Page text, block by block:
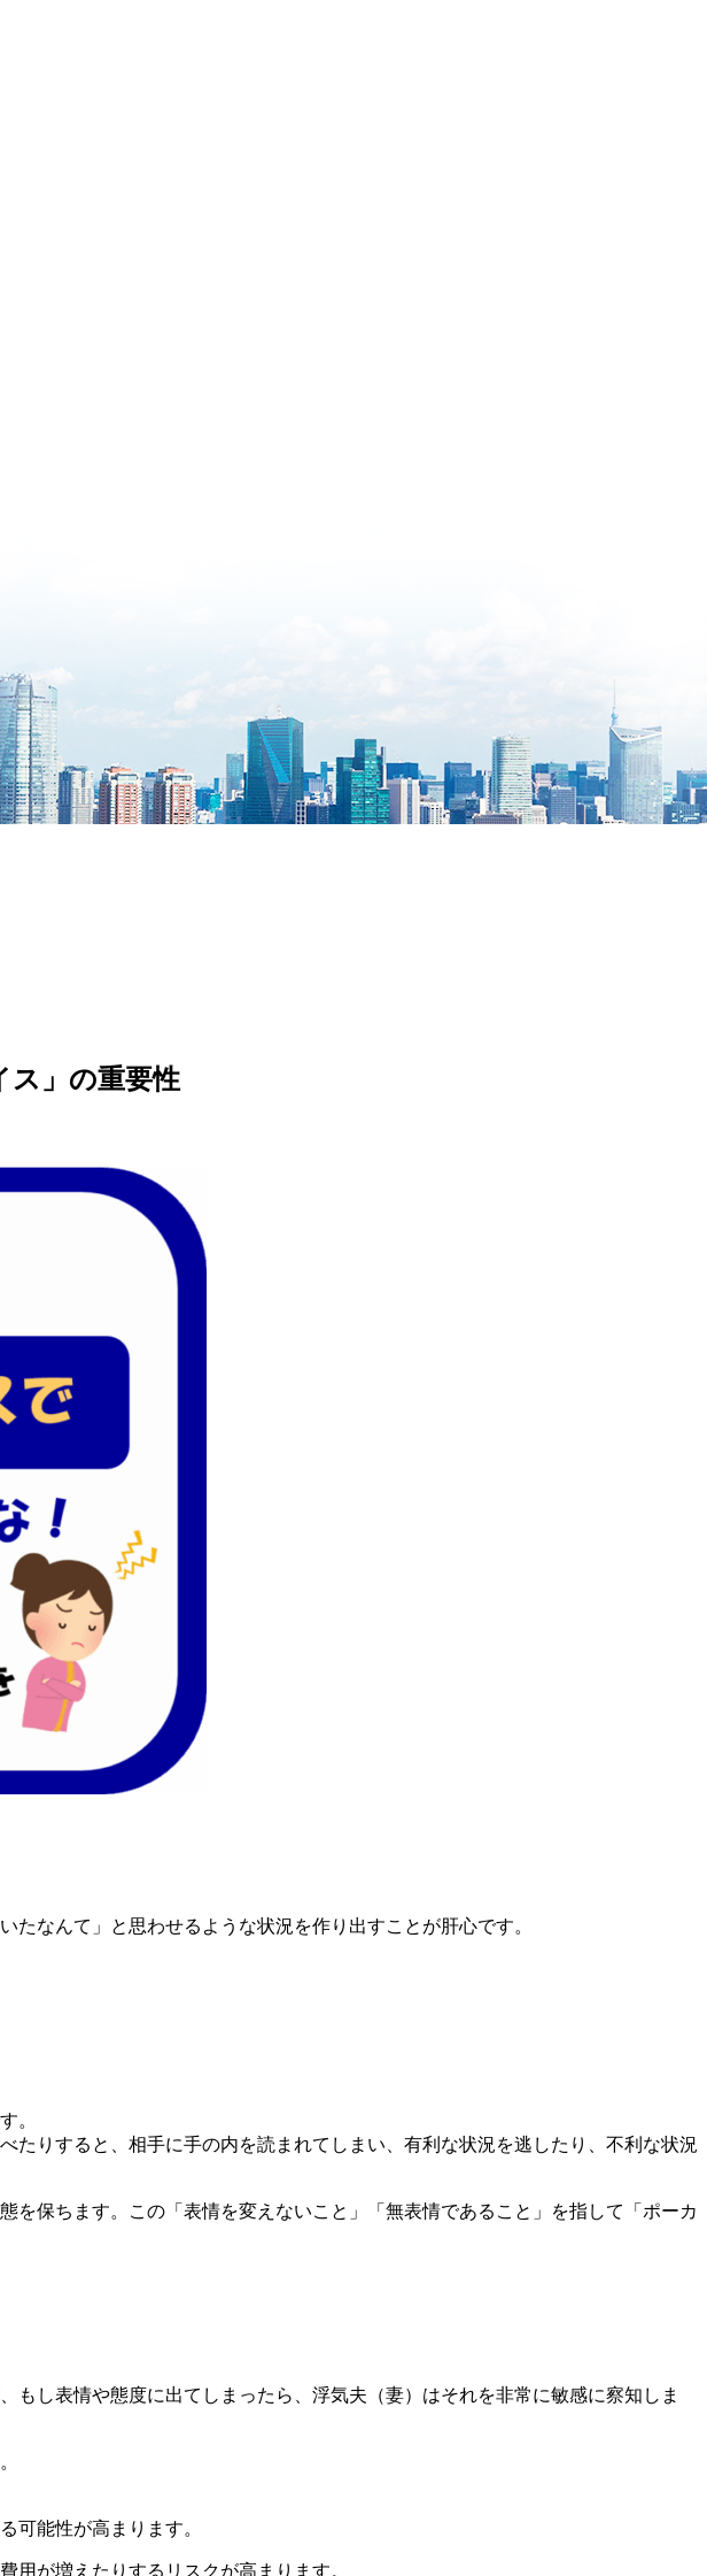
ス」の重要性
なんて」と思わせるような状況を作り出すことが肝心です。
。
りすると、相手に手の内を読まれてしまい、有利な状況を逃したり、不利な状況
保ちます。この「表情を変えないこと」「無表情であること」を指して「ポーカ
し表情や態度に出てしまったら、浮気夫（妻）はそれを非常に敏感に察知しま
可能性が高まります。
用が増えたりするリスクが高まります。